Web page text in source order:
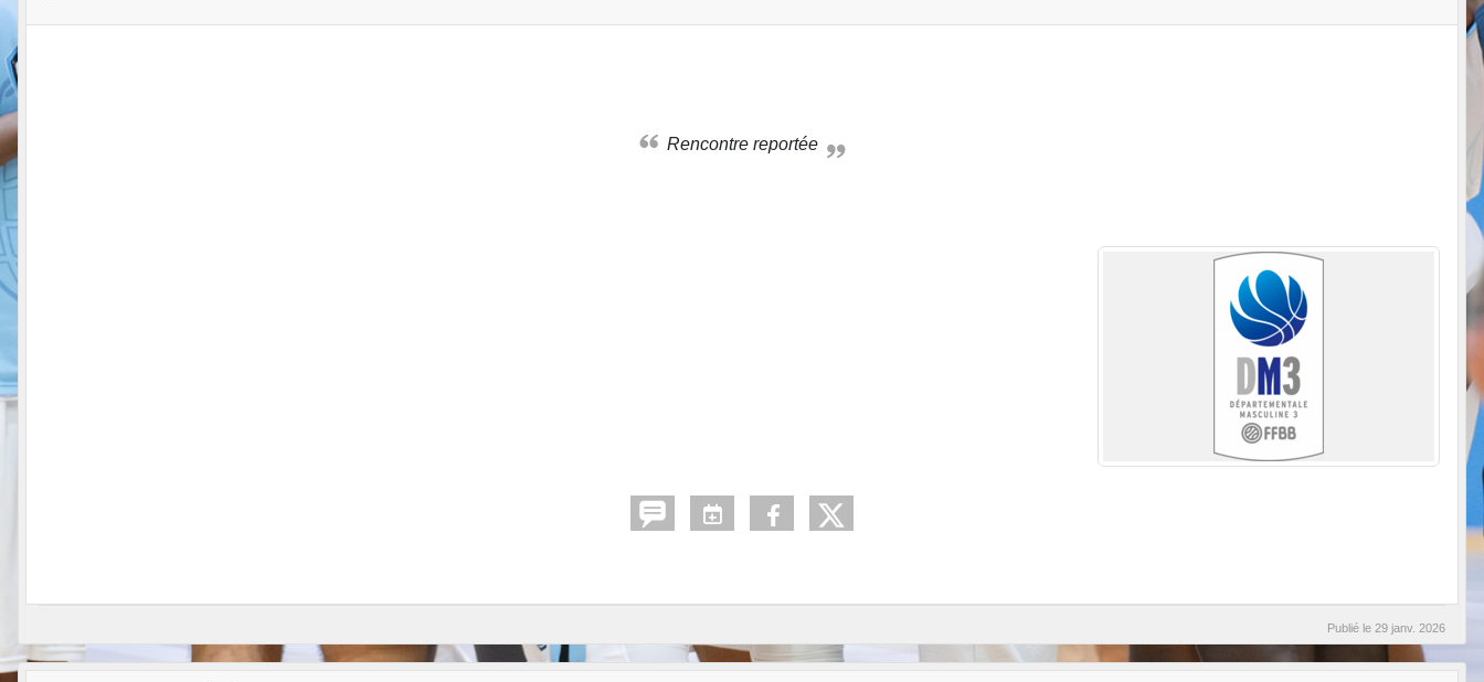
Rencontre reportée
Publié le 29 janv. 2026